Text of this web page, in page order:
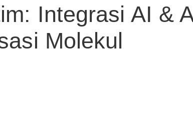
Integrasi AI &
Molekul